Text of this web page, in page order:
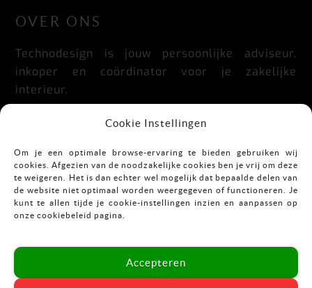
Cookie Instellingen
Om je een optimale browse-ervaring te bieden gebruiken wij
cookies. Afgezien van de noodzakelijke cookies ben je vrij om deze
te weigeren. Het is dan echter wel mogelijk dat bepaalde delen van
de website niet optimaal worden weergegeven of functioneren. Je
kunt te allen tijde je cookie-instellingen inzien en aanpassen op
onze cookiebeleid pagina.
Accepteren
OVER ONS
Technodesign is jouw persoonlijke adviseur,
inkoper en coördinator voor je zakelijke
interieur.
Praktisch, doordacht, stijlvol en flexibel.
CONTACT
Mekkelholtsweg 7
E:info@vastgoedinrichting.nl